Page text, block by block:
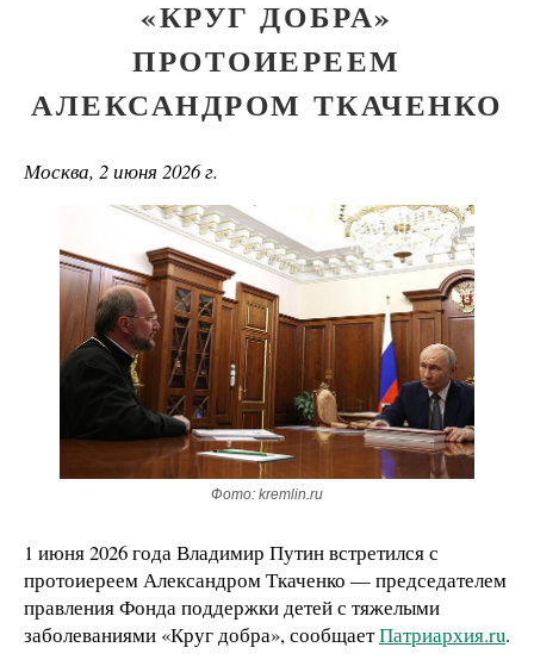
«КРУГ ДОБРА»
ПРОТОИЕРЕЕМ
АЛЕКСАНДРОМ ТКАЧЕНКО
Москва, 2 июня 2026 г.
Фото: kremlin.ru
1 июня 2026 года Владимир Путин встретился с
протоиереем Александром Ткаченко — председателем
правления Фонда поддержки детей с тяжелыми
заболеваниями «Круг добра», сообщаетПатриархия.ru.